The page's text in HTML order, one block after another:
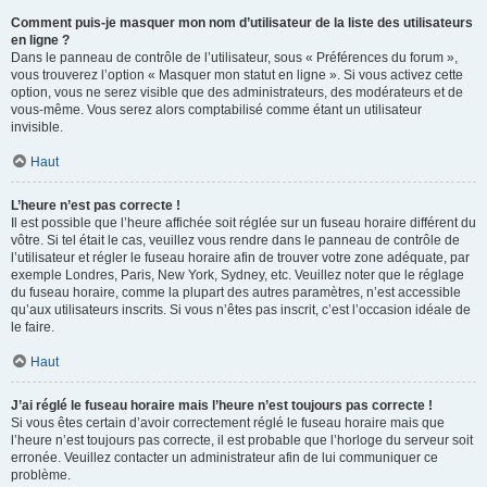
Comment puis-je masquer mon nom d’utilisateur de la liste des utilisateurs
en ligne ?
Dans le panneau de contrôle de l’utilisateur, sous « Préférences du forum »,
vous trouverez l’option « Masquer mon statut en ligne ». Si vous activez cette
option, vous ne serez visible que des administrateurs, des modérateurs et de
vous-même. Vous serez alors comptabilisé comme étant un utilisateur
invisible.
Haut
L’heure n’est pas correcte !
Il est possible que l’heure affichée soit réglée sur un fuseau horaire différent du
vôtre. Si tel était le cas, veuillez vous rendre dans le panneau de contrôle de
l’utilisateur et régler le fuseau horaire afin de trouver votre zone adéquate, par
exemple Londres, Paris, New York, Sydney, etc. Veuillez noter que le réglage
du fuseau horaire, comme la plupart des autres paramètres, n’est accessible
qu’aux utilisateurs inscrits. Si vous n’êtes pas inscrit, c’est l’occasion idéale de
le faire.
Haut
J’ai réglé le fuseau horaire mais l’heure n’est toujours pas correcte !
Si vous êtes certain d’avoir correctement réglé le fuseau horaire mais que
l’heure n’est toujours pas correcte, il est probable que l’horloge du serveur soit
erronée. Veuillez contacter un administrateur afin de lui communiquer ce
problème.